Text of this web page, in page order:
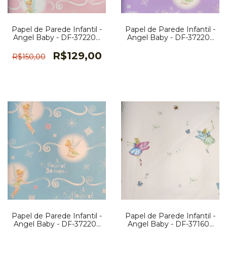
Papel de Parede Infantil -
Angel Baby - DF-372207
R$150,00
R$129,00
Papel de Parede Infantil -
Angel Baby - DF-372206
Papel de Parede Infantil -
Angel Baby - DF-372203
Papel de Parede Infantil -
Angel Baby - DF-371606